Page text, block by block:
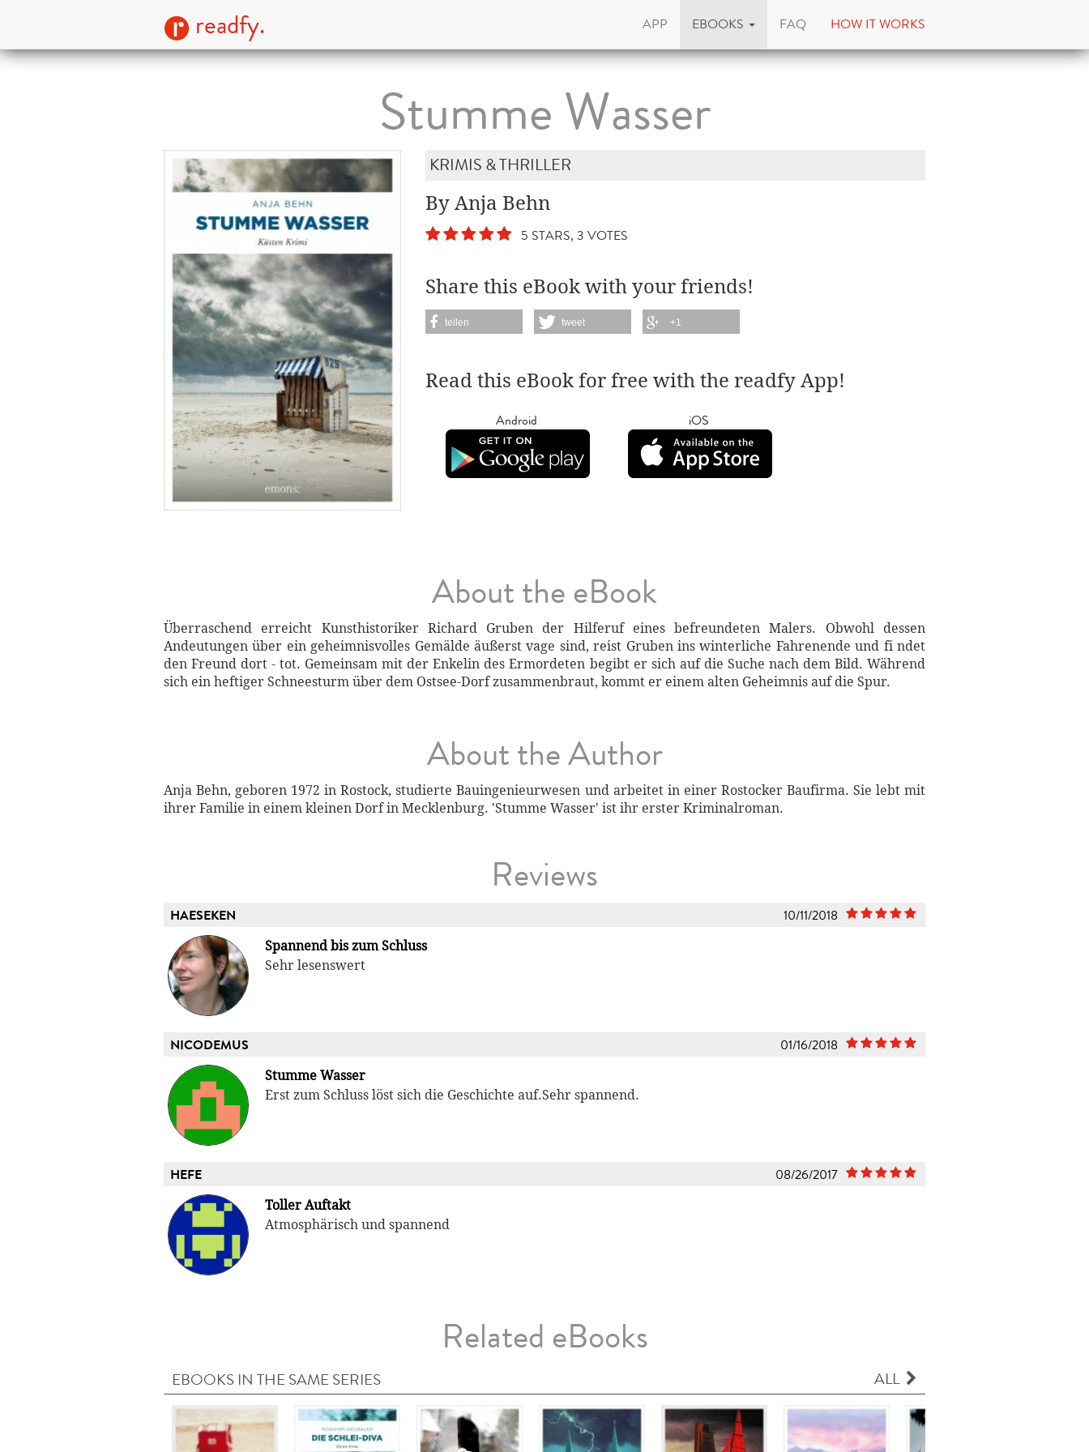
readfy. APP EBOOKS FAQ HOW IT WORKS
Stumme Wasser
KRIMIS & THRILLER
By Anja Behn
5 STARS, 3 VOTES
Share this eBook with your friends!
teilen tweet +1
Read this eBook for free with the readfy App!
Android iOS
About the eBook
Überraschend erreicht Kunsthistoriker Richard Gruben der Hilferuf eines befreundeten Malers. Obwohl dessen
Andeutungen über ein geheimnisvolles Gemälde äußerst vage sind, reist Gruben ins winterliche Fahrenende und fi ndet
den Freund dort - tot. Gemeinsam mit der Enkelin des Ermordeten begibt er sich auf die Suche nach dem Bild. Während
sich ein heftiger Schneesturm über dem Ostsee-Dorf zusammenbraut, kommt er einem alten Geheimnis auf die Spur.
About the Author
Anja Behn, geboren 1972 in Rostock, studierte Bauingenieurwesen und arbeitet in einer Rostocker Baufirma. Sie lebt mit
ihrer Familie in einem kleinen Dorf in Mecklenburg. 'Stumme Wasser' ist ihr erster Kriminalroman.
Reviews
HAESEKEN 10/11/2018
Spannend bis zum Schluss
Sehr lesenswert
NICODEMUS 01/16/2018
Stumme Wasser
Erst zum Schluss löst sich die Geschichte auf.Sehr spannend.
HEFE 08/26/2017
Toller Auftakt
Atmosphärisch und spannend
Related eBooks
EBOOKS IN THE SAME SERIES ALL